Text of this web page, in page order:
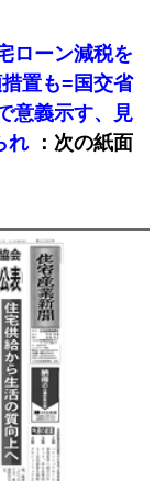
ローン減税を
置も=国交省
意義示す、見
れ：次の紙面